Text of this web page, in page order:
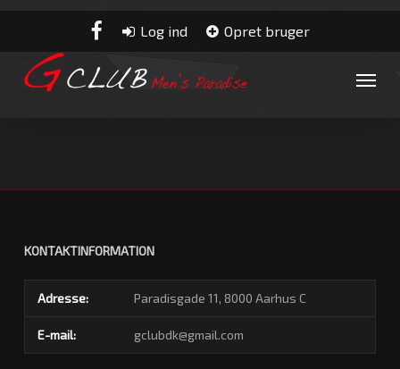
content
facebookLog ind Opret bruger
Menu
KONTAKTINFORMATION
Adresse: Paradisgade 11, 8000 Aarhus C
E-mail: gclubdk@gmail.com